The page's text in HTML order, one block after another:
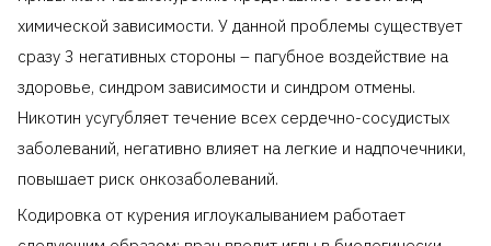
химической зависимости. У данной проблемы существует
сразу 3 негативных стороны – пагубное воздействие на
здоровье, синдром зависимости и синдром отмены.
Никотин усугубляет течение всех сердечно-сосудистых
заболеваний, негативно влияет на легкие и надпочечники,
повышает риск онкозаболеваний.
Кодировка от курения иглоукалыванием работает